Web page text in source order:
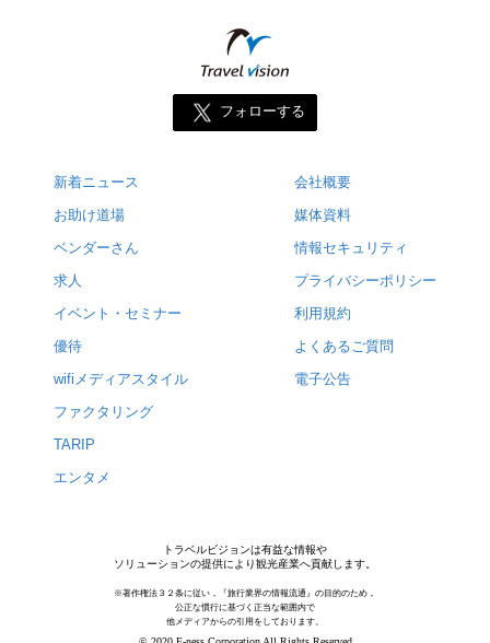
フォローする
新着ニュース
お助け道場
ベンダーさん
求人
イベント・セミナー
優待
wifiメディアスタイル
ファクタリング
TARIP
エンタメ
会社概要
媒体資料
情報セキュリティ
プライバシーポリシー
利用規約
よくあるご質問
電子公告
トラベルビジョンは有益な情報や
ソリューションの提供により観光産業へ貢献します。
※著作権法３２条に従い，『旅行業界の情報流通』の目的のため，
公正な慣行に基づく正当な範囲内で
他メディアからの引用をしております。